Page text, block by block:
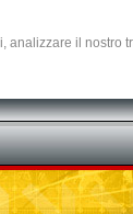
il nostro